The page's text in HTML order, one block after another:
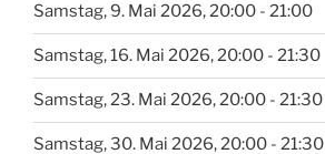
Samstag, 9. Mai 2026, 20:00 - 21:00
Samstag, 16. Mai 2026, 20:00 - 21:30
Samstag, 23. Mai 2026, 20:00 - 21:30
Samstag, 30. Mai 2026, 20:00 - 21:30